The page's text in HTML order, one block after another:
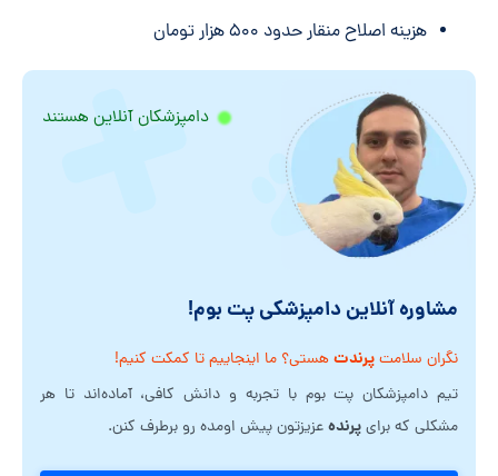
هزینه اصلاح منقار حدود ۵۰۰ هزار تومان
دامپزشکان آنلاین هستند
مشاوره آنلاین دامپزشکی پت بوم!
نگران سلامتپرندتهستی؟ ما اینجاییم تا کمکت کنیم!
تیم دامپزشکان پت بوم با تجربه و دانش کافی، آماده‌اند تا هر
مشکلی که برایپرندهعزیزتون پیش اومده رو برطرف کنن.